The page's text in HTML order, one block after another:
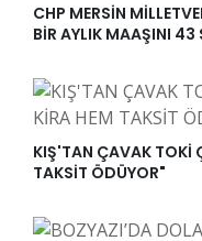
CHP MERSİN
BİR AYLIK MAAŞINI 43
KIŞ'TAN ÇAVAK TOKİ
TAKSİT ÖDÜYOR"